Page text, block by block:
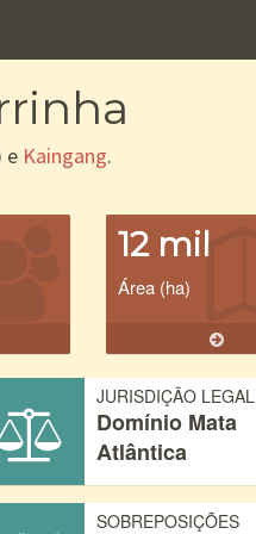
e Kaingang.
12 mil
Área (ha)
JURISDIÇÃO LEGAL
Domínio Mata
Atlântica
SOBREPOSIÇÕES